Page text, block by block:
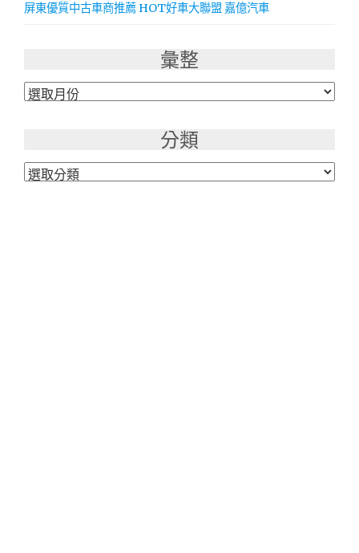
屏東優質中古車商推薦 HOT好車大聯盟 嘉億汽車
彙整
彙
分類
分